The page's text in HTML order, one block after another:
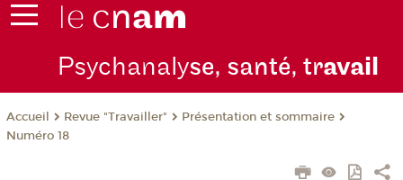
Psychanalyse, santé, travail
Accueil Revue "Travailler"
Présentation et sommaire
Numéro 18